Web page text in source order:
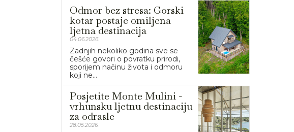
Odmor bez stresa: Gorski
kotar postaje omiljena
ljetna destinacija
04.06.2026.
Zadnjih nekoliko godina sve se
češće govori o povratku prirodi,
sporijem načinu života i odmoru
koji ne...
Posjetite Monte Mulini -
vrhunsku ljetnu destinaciju
za odrasle
28.05.2026.